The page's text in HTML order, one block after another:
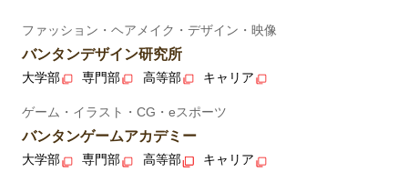
ファッション・ヘアメイク・デザイン・映像
バンタンデザイン研究所
大学部 専門部 高等部 キャリア
ゲーム・イラスト・CG・eスポーツ
バンタンゲームアカデミー
大学部 専門部 高等部 キャリア